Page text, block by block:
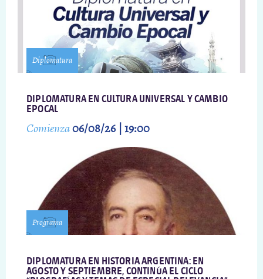
Diplomatura
DIPLOMATURA EN CULTURA UNIVERSAL Y CAMBIO
EPOCAL
Comienza06/08/26 | 19:00
Programa
DIPLOMATURA EN HISTORIA ARGENTINA: EN
AGOSTO Y SEPTIEMBRE, CONTINÚA EL CICLO